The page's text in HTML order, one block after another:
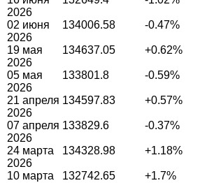
2026
02 июня
2026
134006.58 -0.47%
19 мая
2026
134637.05 +0.62%
05 мая
2026
133801.8 -0.59%
21 апреля
2026
134597.83 +0.57%
07 апреля
2026
133829.6 -0.37%
24 марта
2026
134328.98 +1.18%
10 марта
132742.65 +1.7%